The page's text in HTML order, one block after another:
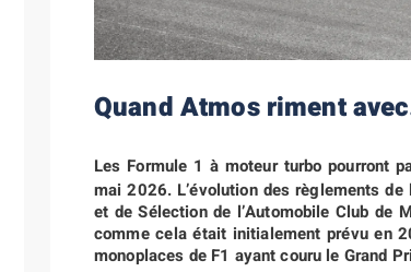
Quand Atmos riment
Les Formule 1 à moteur turbo pourront
mai 2026. L’évolution des règlements
et de Sélection de l’Automobile Club de
comme cela était initialement prévu en
monoplaces de F1 ayant couru le Grand